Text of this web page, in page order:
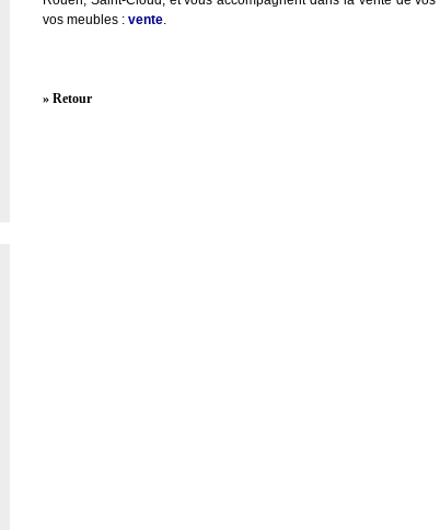
vos meubles : vente.
» Retour